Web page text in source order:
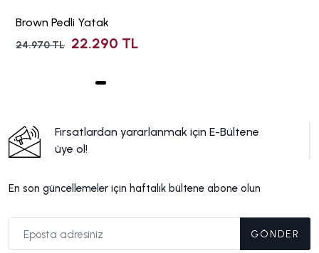
Brown Pedli Yatak
24.970 TL 22.290 TL
Fırsatlardan yararlanmak için E-Bültene
üye ol!
En son güncellemeler için haftalık bültene abone olun
GÖNDER